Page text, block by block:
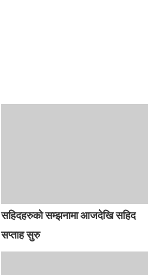
सहिदहरुको सम्झनामा आजदेखि सहिद
सप्ताह सुरु